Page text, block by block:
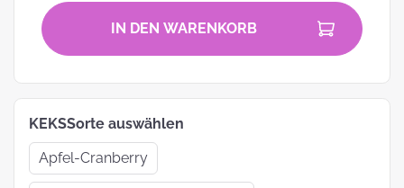
IN DEN WARENKORB
KEKSSorte auswählen
Apfel-Cranberry